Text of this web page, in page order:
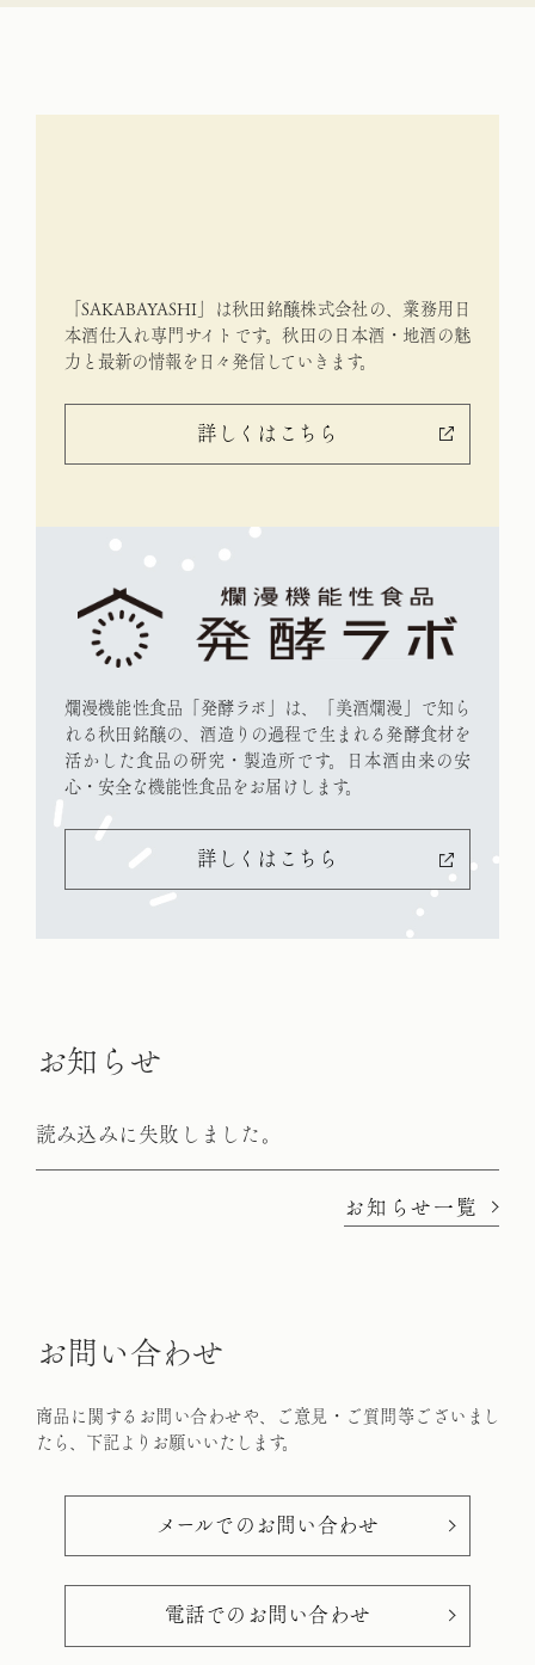
「SAKABAYASHI」は秋田銘醸株式会社の、業務用日
本酒仕入れ専門 サイトです。秋田の日本酒・地酒の魅
力と最新の情報を日々発信して いきます。
詳しくはこちら
爛漫機能性食品「発酵ラボ」は、「美酒爛漫」で知ら
れる秋田銘醸の、 酒造りの過程で生まれる発酵食材を
活かした食品の研究・製造所です。
日本酒由来の安
心・安全な機能性食品をお届けします。
詳しくはこちら
お知 ら せ
読み込みに失敗しました。
お知らせ一覧
お問 い合わせ
商品に関するお問い合わせや、ご意見・ご質問等ございまし
たら、下記よりお願いいたします。
メールでのお問い合わせ
電話でのお問い合わせ